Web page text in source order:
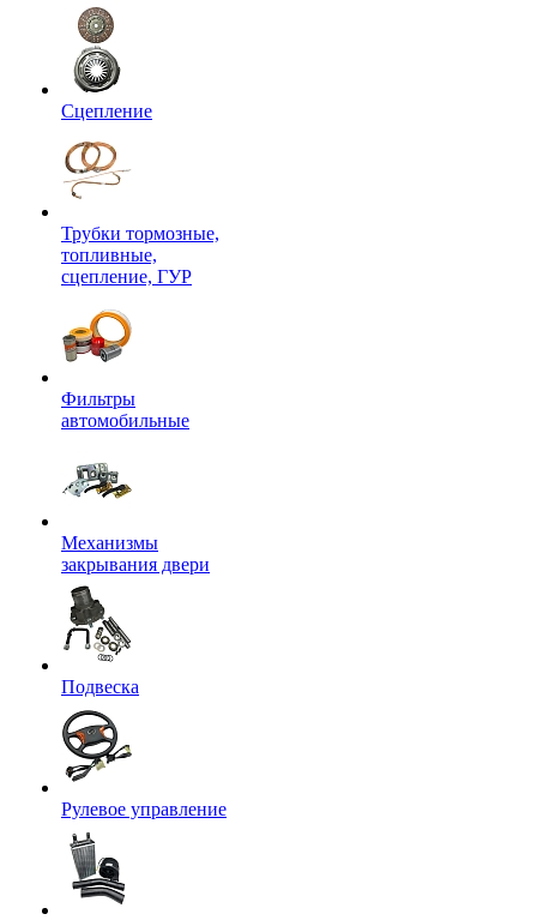
Сцепление
Трубки тормозные,
топливные,
сцепление, ГУР
Фильтры
автомобильные
Механизмы
закрывания двери
Подвеска
Рулевое управление